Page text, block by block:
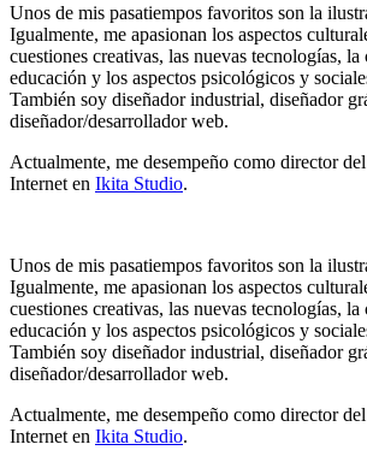
Unos de mis pasatiempos favoritos son la
Igualmente, me apasionan los aspectos
cuestiones creativas, las nuevas tecnologías,
educación y los aspectos psicológicos y
También soy diseñador industrial, diseñador
diseñador/desarrollador web.
Actualmente, me desempeño como director
Internet en Ikita Studio.
Unos de mis pasatiempos favoritos son la
Igualmente, me apasionan los aspectos
cuestiones creativas, las nuevas tecnologías,
educación y los aspectos psicológicos y
También soy diseñador industrial, diseñador
diseñador/desarrollador web.
Actualmente, me desempeño como director
Internet en Ikita Studio.